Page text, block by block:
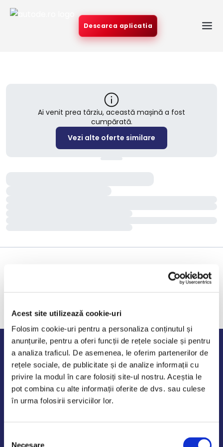
Acest site utilizează cookie-uri
Folosim cookie-uri pentru a personaliza conținutul și
anunțurile, pentru a oferi funcții de rețele sociale și pentru
a analiza traficul. De asemenea, le oferim partenerilor de
rețele sociale, de publicitate și de analize informații cu
privire la modul în care folosiți site-ul nostru. Aceștia le
pot combina cu alte informații oferite de dvs. sau culese
în urma folosirii serviciilor lor.
Necesare
Descarca aplicatia
Ai venit prea târziu, această mașină a fost
cumpărată.
Vezi alte oferte similare
Program de lucru
Luni - Vineri: 09:00-18:00
Sambata - Duminica: 10:00-14:00